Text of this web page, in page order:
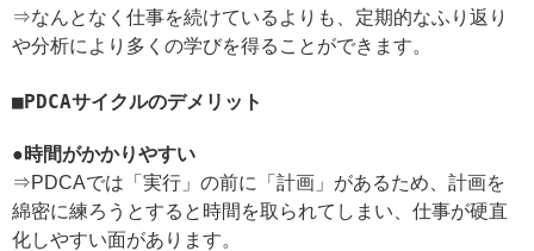
⇒なんとなく仕事を続けているよりも、定期的なふり返り
や分析により多くの学びを得ることができます。
PDCAサイクルのデメリット
●時間がかかりやすい
⇒PDCAでは「実行」の前に「計画」があるため、計画を
綿密に練ろうとすると時間を取られてしまい、仕事が硬直
化しやすい面があります。